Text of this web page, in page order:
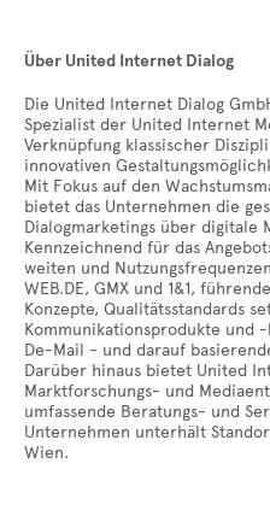
Über United Internet Dialog
Die United Internet Dialog
Spezialist der United Internet
Verknüpfung klassischer
innovativen
Mit Fokus auf den
bietet das Unternehmen die
Dialogmarketings über digitale
Kennzeichnend für das
weiten und
WEB.DE, GMX und 1&1,
Konzepte, Qualitätsstandards
Kommunikationsprodukte und
De-Mail - und darauf
Darüber hinaus bietet United
Marktforschungs- und
umfassende Beratungs- und
Unternehmen unterhält
Wien.